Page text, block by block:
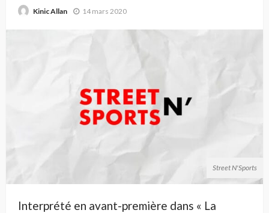
Kinic Allan 14 mars 2020
Street N'Sports
Interprété en avant-première dans « La